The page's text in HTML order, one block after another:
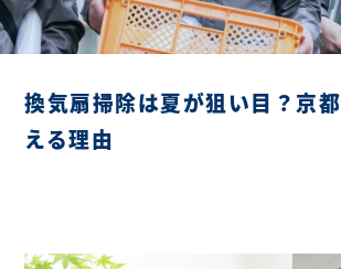
換気扇掃除は夏が狙い目？京
える理由